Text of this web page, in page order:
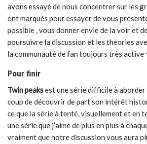
avons essayé de nous concentrer sur les
ont marqués pour essayer de vous
possible , vous donner envie de la voir et
poursuivre la discussion et les théories
la communauté de fan toujours très active
Pour finir
Twin peaksest une série difficile à aborder
coup de découvrir de part son intérêt
ce que la série à tenté, visuellement et en
une série que j’aime de plus en plus à
vraiment que notre discussion vous aura